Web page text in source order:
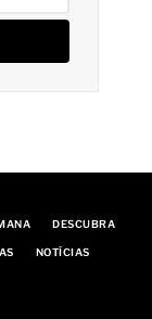
DESCUBRA
NOTÍCIAS